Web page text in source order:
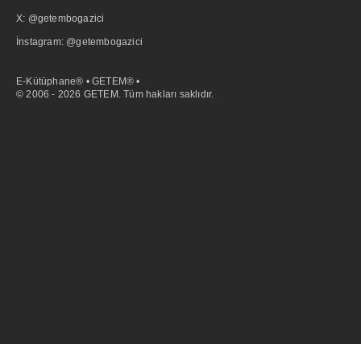
X: @getembogazici
İnstagram: @getembogazici
E-Kütüphane® • GETEM® •
© 2006 - 2026 GETEM. Tüm hakları saklıdır.